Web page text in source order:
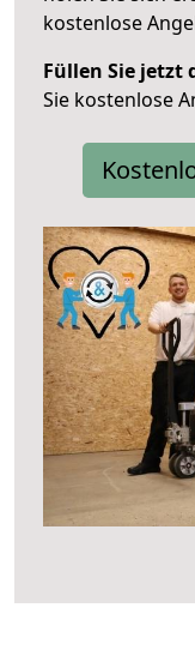
kostenlose
Füllen Sie jetzt
Sie kostenlose